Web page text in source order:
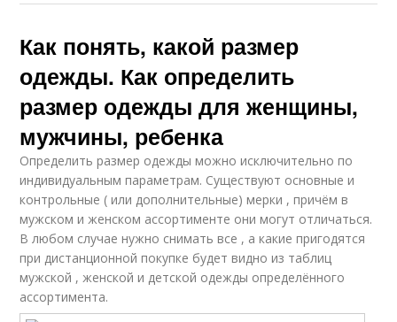
Как понять, какой размер
одежды. Как определить
размер одежды для женщины,
мужчины, ребенка
Определить размер одежды можно исключительно по
индивидуальным параметрам. Существуют основные и
контрольные ( или дополнительные) мерки , причём в
мужском и женском ассортименте они могут отличаться.
В любом случае нужно снимать все , а какие пригодятся
при дистанционной покупке будет видно из таблиц
мужской , женской и детской одежды определённого
ассортимента.